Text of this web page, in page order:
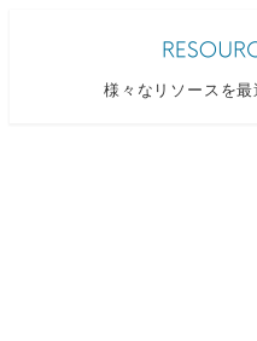
様々なリソースを